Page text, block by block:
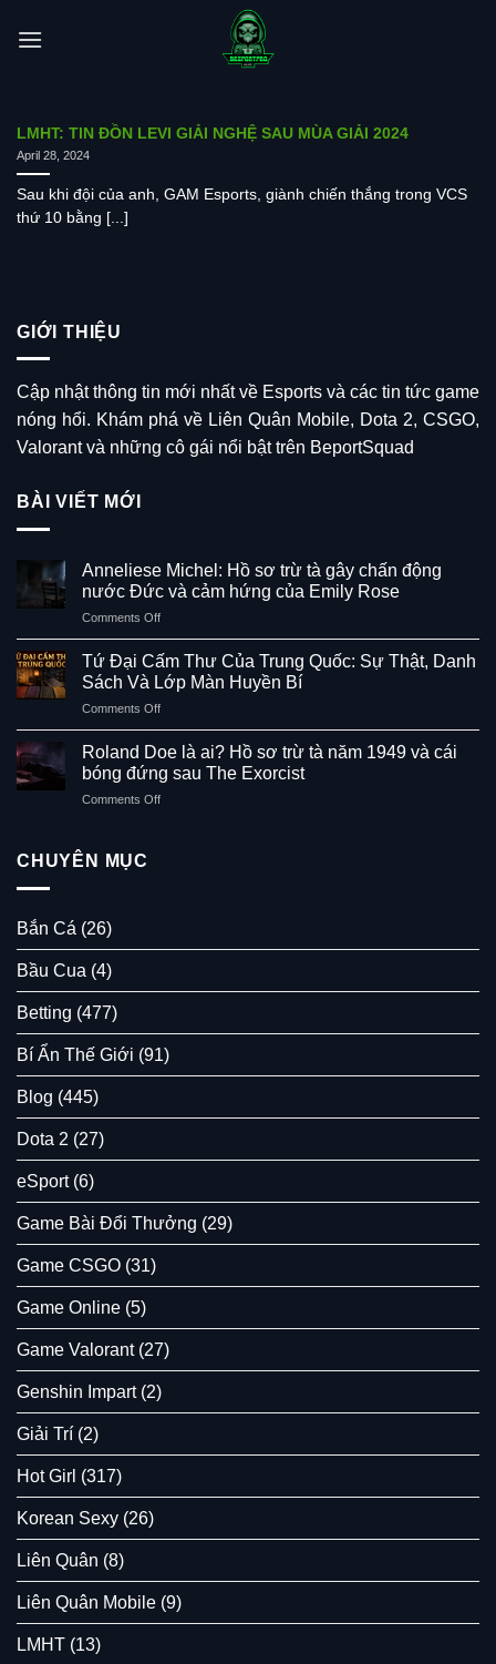
LMHT: TIN ĐỒN LEVI GIẢI NGHỆ SAU MÙA GIẢI 2024
April 28, 2024
Sau khi đội của anh, GAM Esports, giành chiến thắng trong VCS
thứ 10 bằng [...]
GIỚI THIỆU
Cập nhật thông tin mới nhất về Esports và các tin tức game
nóng hổi. Khám phá về Liên Quân Mobile, Dota 2, CSGO,
Valorant và những cô gái nổi bật trên BeportSquad
BÀI VIẾT MỚI
Anneliese Michel: Hồ sơ trừ tà gây chấn động
nước Đức và cảm hứng của Emily Rose
Comments Offon
Michel:
Hồ
sơ
trừ
tà
gây
chấn
động
Tứ Đại Cấm Thư Của Trung Quốc: Sự Thật, Danh
Sách Và Lớp Màn Huyền Bí
Comments Offon
Thư
Của
Lớp
Huyền
Roland Doe là ai? Hồ sơ trừ tà năm 1949 và cái
bóng đứng sau The Exorcist
Comments Offon
tà
đứng
sau
Exorcist
CHUYÊN MỤC
Bắn Cá (26)
Bầu Cua (4)
Betting (477)
Bí Ẩn Thế Giới (91)
Blog (445)
Dota 2 (27)
eSport(6)
Game Bài Đổi Thưởng (29)
Game CSGO (31)
Game Online (5)
Game Valorant(27)
Genshin Impart(2)
Giải Trí (2)
Hot Girl (317)
Korean Sexy (26)
Liên Quân (8)
Liên Quân Mobile (9)
LMHT (13)